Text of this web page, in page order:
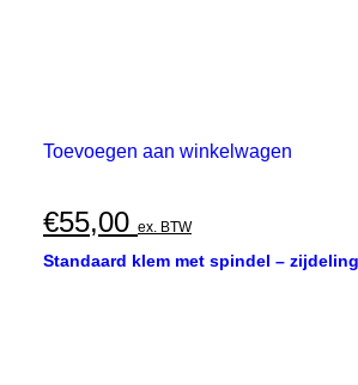
Toevoegen aan winkelwagen
€55,00 ex. BTW
Standaard klem met spindel –